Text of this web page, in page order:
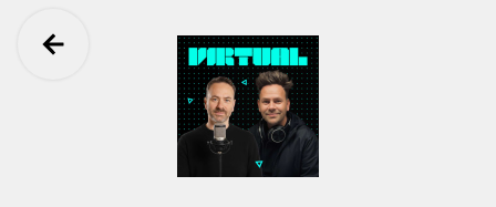
Ga terug